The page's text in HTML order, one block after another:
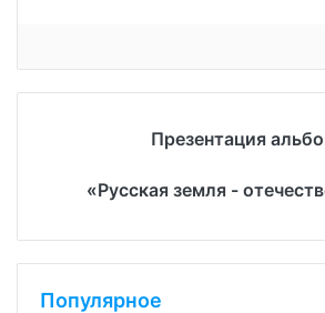
Презентация
«Русская земля -
Популярное